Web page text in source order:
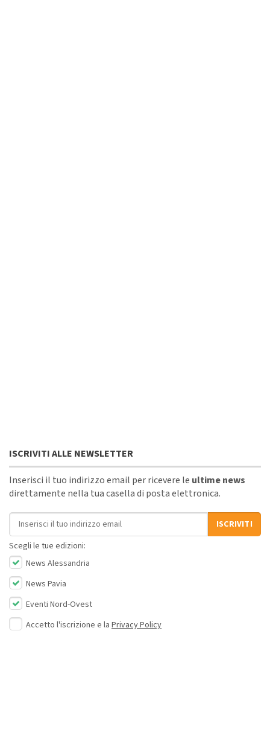
ISCRIVITI ALLE NEWSLETTER
Inserisci il tuo indirizzo email per ricevere le ultime news
direttamente nella tua casella di posta elettronica.
Indirizzo email
ISCRIVITI
Scegli le tue edizioni:
News Alessandria
News Pavia
Eventi Nord-Ovest
Accetto l'iscrizione e la Privacy Policy